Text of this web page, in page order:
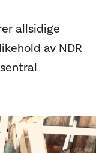
allsidige
av NDR